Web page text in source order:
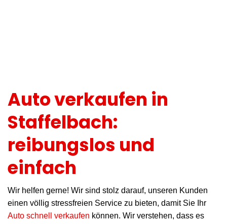
Auto verkaufen in
Staffelbach:
reibungslos und
einfach
Wir helfen gerne! Wir sind stolz darauf, unseren Kunden
einen völlig stressfreien Service zu bieten, damit Sie Ihr
Auto schnell verkaufen können. Wir verstehen, dass es